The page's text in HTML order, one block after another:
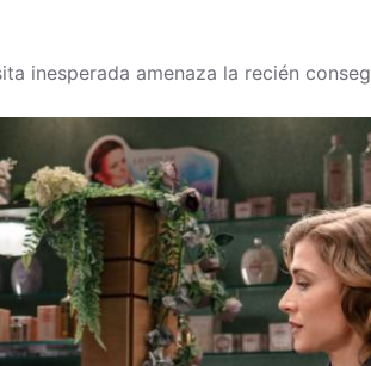
inesperada amenaza la recién